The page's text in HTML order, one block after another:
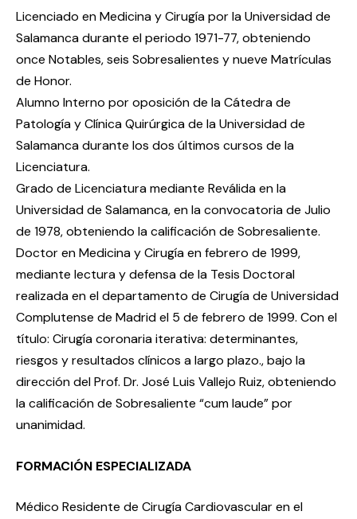
Licenciado en Medicina y Cirugía por la Universidad de
Salamanca durante el periodo 1971-77, obteniendo
once Notables, seis Sobresalientes y nueve Matrículas
de Honor.
Alumno Interno por oposición de la Cátedra de
Patología y Clínica Quirúrgica de la Universidad de
Salamanca durante los dos últimos cursos de la
Licenciatura.
Grado de Licenciatura mediante Reválida en la
Universidad de Salamanca, en la convocatoria de Julio
de 1978, obteniendo la calificación de Sobresaliente.
Doctor en Medicina y Cirugía en febrero de 1999,
mediante lectura y defensa de la Tesis Doctoral
realizada en el departamento de Cirugía de Universidad
Complutense de Madrid el 5 de febrero de 1999. Con el
título: Cirugía coronaria iterativa: determinantes,
riesgos y resultados clínicos a largo plazo., bajo la
dirección del Prof. Dr. José Luis Vallejo Ruiz, obteniendo
la calificación de Sobresaliente “cum laude” por
unanimidad.
FORMACIÓN ESPECIALIZADA
Médico Residente de Cirugía Cardiovascular en el